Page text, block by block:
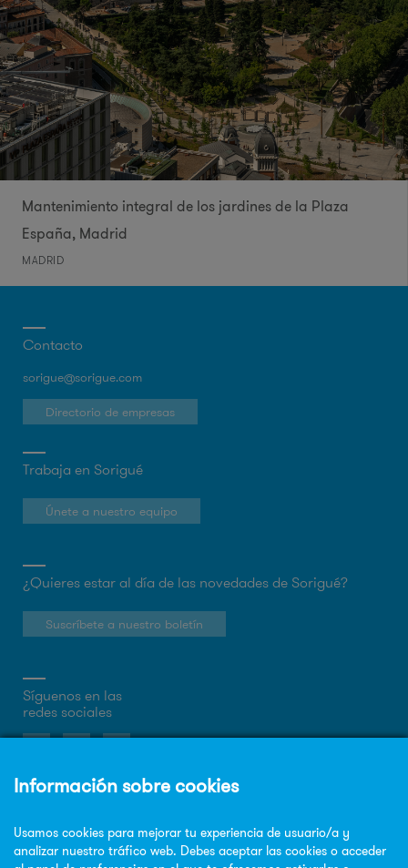
Mantenimiento integral de los jardines de la Plaza
España, Madrid
MADRID
Contacto
sorigue@sorigue.com
Directorio de empresas
Trabaja en Sorigué
Únete a nuestro equipo
¿Quieres estar al día de las novedades de Sorigué?
Suscríbete a nuestro boletín
Síguenos en las
redes sociales
Sobre la web
Política de privacidad